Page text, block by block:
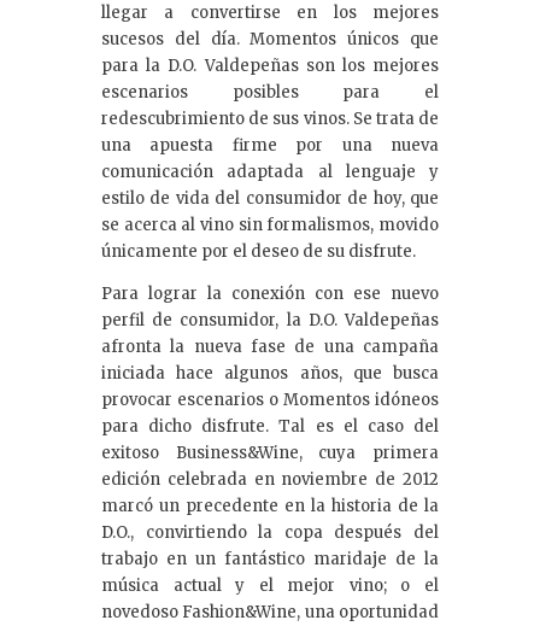
llegar a convertirse en los mejores
sucesos del día. Momentos únicos que
para la D.O. Valdepeñas son los mejores
escenarios posibles para el
redescubrimiento de sus vinos. Se trata de
una apuesta firme por una nueva
comunicación adaptada al lenguaje y
estilo de vida del consumidor de hoy, que
se acerca al vino sin formalismos, movido
únicamente por el deseo de su disfrute.
Para lograr la conexión con ese nuevo
perfil de consumidor, la D.O. Valdepeñas
afronta la nueva fase de una campaña
iniciada hace algunos años, que busca
provocar escenarios o Momentos idóneos
para dicho disfrute. Tal es el caso del
exitoso Business&Wine, cuya primera
edición celebrada en noviembre de 2012
marcó un precedente en la historia de la
D.O., convirtiendo la copa después del
trabajo en un fantástico maridaje de la
música actual y el mejor vino; o el
novedoso Fashion&Wine, una oportunidad